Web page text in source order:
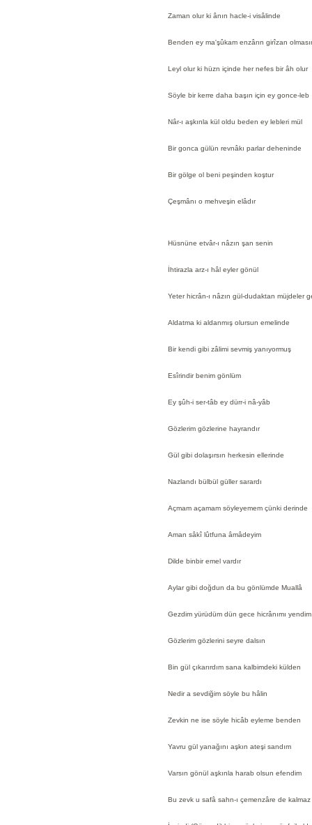
Zaman olur ki ânın hacle-i visâlinde
Benden ey ma'şûkam enzârın girîzan
Leyl olur ki hüzn içinde her nefes bir âh olur
Söyle bir kerre daha başın için ey gonce-leb
Nâr-ı aşkınla kül oldu beden ey lebleri mül
Bir gonca gülün revnâkı parlar deheninde
Bir gölge ol beni peşinden koştur
Çeşmânı o mehveşin elâdır
Hüsnüne etvâr-ı nâzın şan senin
İhtirazla arz-ı hâl eyler gönül
Yeter hicrân-ı nâzın gül-dudaktan müjdeler
Aldatma ki aldanmış olursun emelinde
Bir kendi gibi zâlimi sevmiş yanıyormuş
Esîrindir benim gönlüm
Ey şûh-i ser-tâb ey dürr-i nâ-yâb
Gözlerim gözlerine hayrandır
Gül gibi dolaşırsın herkesin ellerinde
Nazlandı bülbül güller sarardı
Açmam açamam söyleyemem çünki derinde
Aman sâkî lûtfuna âmâdeyim
Dilde binbir emel vardır
Aylar gibi doğdun da bu gönlümde Muallâ
Gezdim yürüdüm dün gece hicrânımı yendim
Gözlerim gözlerini seyre dalsın
Bin gül çıkarırdım sana kalbimdeki külden
Nedir a sevdiğim söyle bu hâlin
Zevkin ne ise söyle hicâb eyleme benden
Yavru gül yanağını aşkın ateşi sandım
Varsın gönül aşkınla harab olsun efendim
Bu zevk u safâ sahn-ı çemenzâre de kalmaz